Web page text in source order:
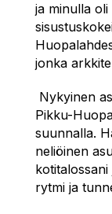
ja minulla
jonka
Nykyinen
Pikku-
suunnalla.
neliöinen
rytmi ja